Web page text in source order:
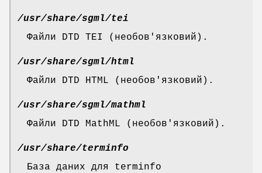
/usr/share/sgml/tei
Файли DTD TEI (необов'язковий).
/usr/share/sgml/html
Файли DTD HTML (необов'язковий).
/usr/share/sgml/mathml
Файли DTD MathML (необов'язковий).
/usr/share/terminfo
База даних для terminfo